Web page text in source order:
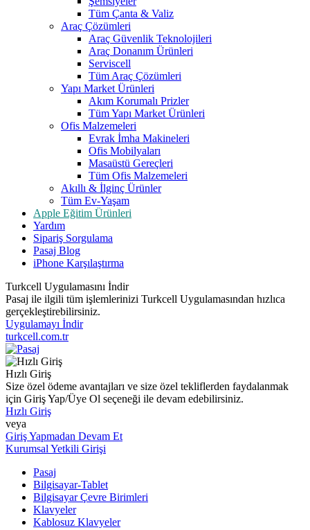
Tüm Çanta & Valiz
Araç Çözümleri
Araç Güvenlik Teknolojileri
Araç Donanım Ürünleri
Serviscell
Tüm Araç Çözümleri
Yapı Market Ürünleri
Akım Korumalı Prizler
Tüm Yapı Market Ürünleri
Ofis Malzemeleri
Evrak İmha Makineleri
Ofis Mobilyaları
Masaüstü Gereçleri
Tüm Ofis Malzemeleri
Akıllı & İlginç Ürünler
Tüm Ev-Yaşam
Apple Eğitim Ürünleri
Yardım
Sipariş Sorgulama
Pasaj Blog
iPhone Karşılaştırma
Turkcell Uygulamasını İndir
Pasaj ile ilgili tüm işlemlerinizi Turkcell Uygulamasından hızlıca
gerçekleştirebilirsiniz.
Uygulamayı İndir
turkcell.com.tr
Hızlı Giriş
Size özel ödeme avantajları ve size özel tekliflerden faydalanmak
için Giriş Yap/Üye Ol seçeneği ile devam edebilirsiniz.
Hızlı Giriş
veya
Giriş Yapmadan Devam Et
Kurumsal Yetkili Girişi
Pasaj
Bilgisayar-Tablet
Bilgisayar Çevre Birimleri
Klavyeler
Kablosuz Klavyeler